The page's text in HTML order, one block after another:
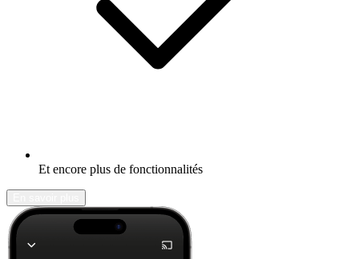
Et encore plus de fonctionnalités